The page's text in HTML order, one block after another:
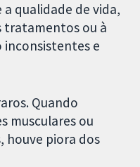
qualidade de vida,
tratamentos ou à
e
Quando
musculares ou
houve piora dos